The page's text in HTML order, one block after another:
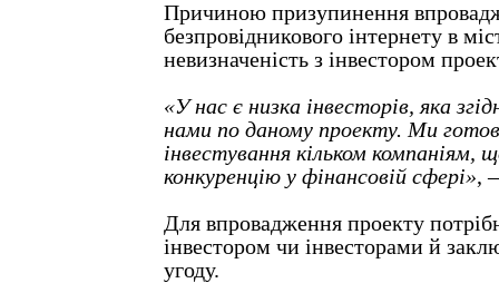
Причиною призупинення
безпровідникового інтернету в
невизначеність з інвестором
«У нас є низка інвесторів, яка
нами по даному проекту. Ми
інвестування кільком компаніям,
конкуренцію у фінансовій сфері»,
Для впровадження проекту
інвестором чи інвесторами й
угоду.